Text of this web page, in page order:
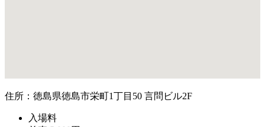
住所：徳島県徳島市栄町1丁目50 言問ビル2F
入場料